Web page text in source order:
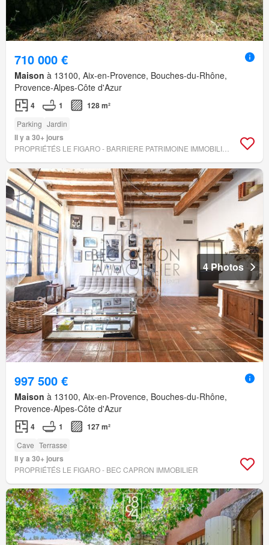
710 000 €
Maison à 13100, Aix-en-Provence, Bouches-du-Rhône,
Provence-Alpes-Côte d'Azur
4 1 128 m²
Parking Jardin
Il y a 30+ jours
4 Photos
997 500 €
Maison à 13100, Aix-en-Provence, Bouches-du-Rhône,
Provence-Alpes-Côte d'Azur
4 1 127 m²
Cave Terrasse
Il y a 30+ jours
PROPRIÉTÉS LE FIGARO - BEC CAPRON IMMOBILIER